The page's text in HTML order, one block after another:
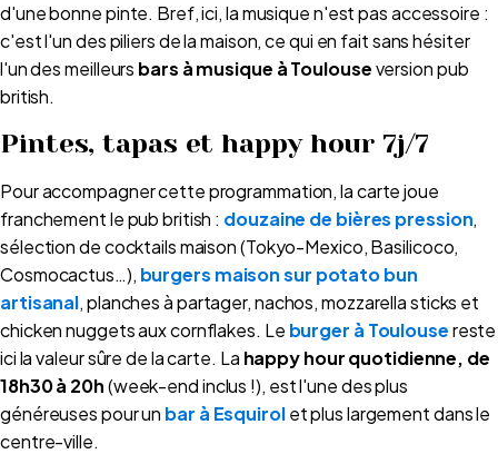
d'une bonne pinte. Bref, ici, la musique n'est pas accessoire :
c'est l'un des piliers de la maison, ce qui en fait sans hésiter
l'un des meilleurs bars à musique à Toulouseversion pub
british.
Pintes, tapas et happy hour 7j/7
Pour accompagner cette programmation, la carte joue
franchement le pub british : douzaine de bières pression,
sélection de cocktails maison (Tokyo-Mexico, Basilicoco,
Cosmocactus…), burgers maison sur potato bun
artisanal, planches à partager, nachos, mozzarella sticks et
chicken nuggets aux cornflakes. Le burger à Toulousereste
ici la valeur sûre de la carte. La happy hour quotidienne, de
18h30 à 20h(week-end inclus !), est l'une des plus
généreuses pour un bar à Esquirolet plus largement dans le
centre-ville.